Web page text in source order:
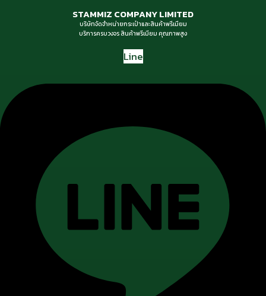
STAMMIZ COMPANY LIMITED
บริษัทจัดจำหน่ายกระเป๋าและสินค้าพรีเมียม
บริการครบวงจร สินค้าพรีเมียม คุณภาพสูง
Line